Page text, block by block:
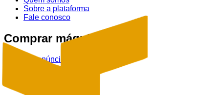
Sobre a plataforma
Fale conosco
Comprar máquinas
Ver anúncios